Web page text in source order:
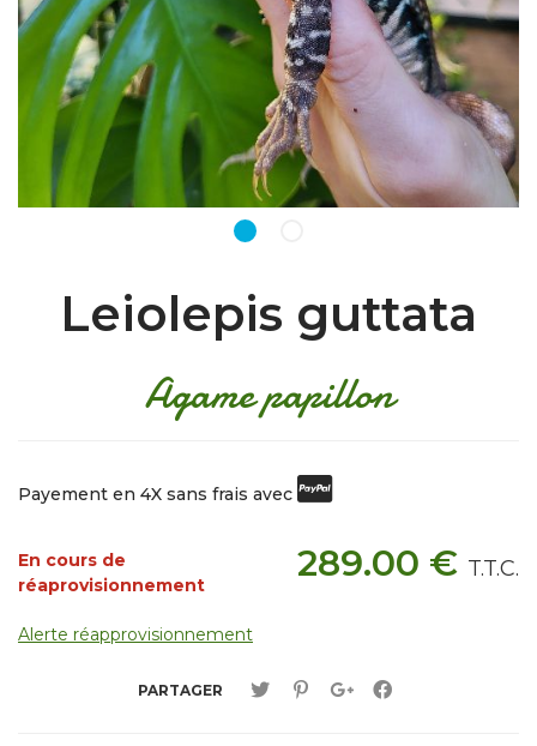
Leiolepis guttata
Agame papillon
Payement en 4X sans frais avec
289.00 € T.T.C.
En cours de
réaprovisionnement
Alerte réapprovisionnement
PARTAGER